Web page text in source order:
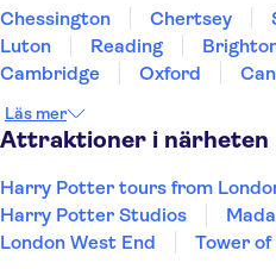
Chessington Chertsey
Luton
Reading
Cambridge
Oxford
Läs mer
Attraktioner i närheten
Harry Potter tours from
Harry Potter Studios
London West End
Tower